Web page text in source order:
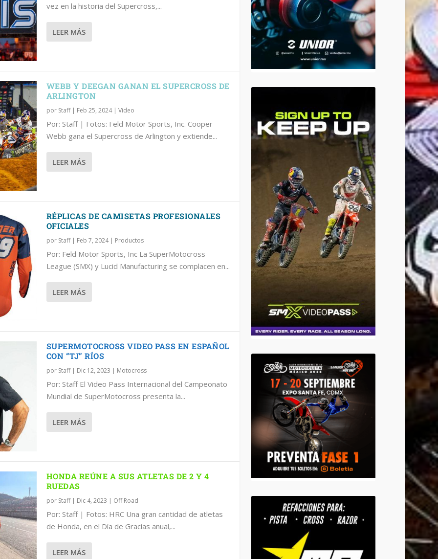
vez en la historia del Supercross,...
LEER MÁS
WEBB Y DEEGAN GANAN EL SUPERCROSS DE
ARLINGTON
por Staff| Feb 25, 2024| Video
Por: Staff | Fotos: Feld Motor Sports, Inc. Cooper
Webb gana el Supercross de Arlington y extiende...
LEER MÁS
RÉPLICAS DE CAMISETAS PROFESIONALES
OFICIALES
por Staff| Feb 7, 2024| Productos
Por: Feld Motor Sports, Inc La SuperMotocross
League (SMX) y Lucid Manufacturing se complacen en...
LEER MÁS
SUPERMOTOCROSS VIDEO PASS EN ESPAÑOL
CON “TJ” RÍOS
por Staff| Dic 12, 2023 | Motocross
Por: Staff El Video Pass Internacional del Campeonato
Mundial de SuperMotocross presenta la...
LEER MÁS
HONDA REÚNE A SUS ATLETAS DE 2 Y 4
RUEDAS
por Staff| Dic 4, 2023 | Off Road
Por: Staff | Fotos: HRC Una gran cantidad de atletas
de Honda, en el Día de Gracias anual,...
LEER MÁS